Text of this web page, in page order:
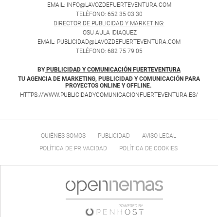
EMAIL: INFO@LAVOZDEFUERTEVENTURA.COM
TELÉFONO: 652 35 03 30
DIRECTOR DE PUBLICIDAD Y MARKETING:
IOSU AULA IDIAQUEZ
EMAIL: PUBLICIDAD@LAVOZDEFUERTEVENTURA.COM
TELÉFONO: 682 75 79 05
BY PUBLICIDAD Y COMUNICACIÓN FUERTEVENTURA
TU AGENCIA DE MARKETING, PUBLICIDAD Y COMUNICACIÓN PARA
PROYECTOS ONLINE Y OFFLINE.
HTTPS://WWW.PUBLICIDADYCOMUNICACIONFUERTEVENTURA.ES/
QUIÉNES SOMOS PUBLICIDAD
AVISO LEGAL
POLÍTICA DE PRIVACIDAD
POLÍTICA DE COOKIES